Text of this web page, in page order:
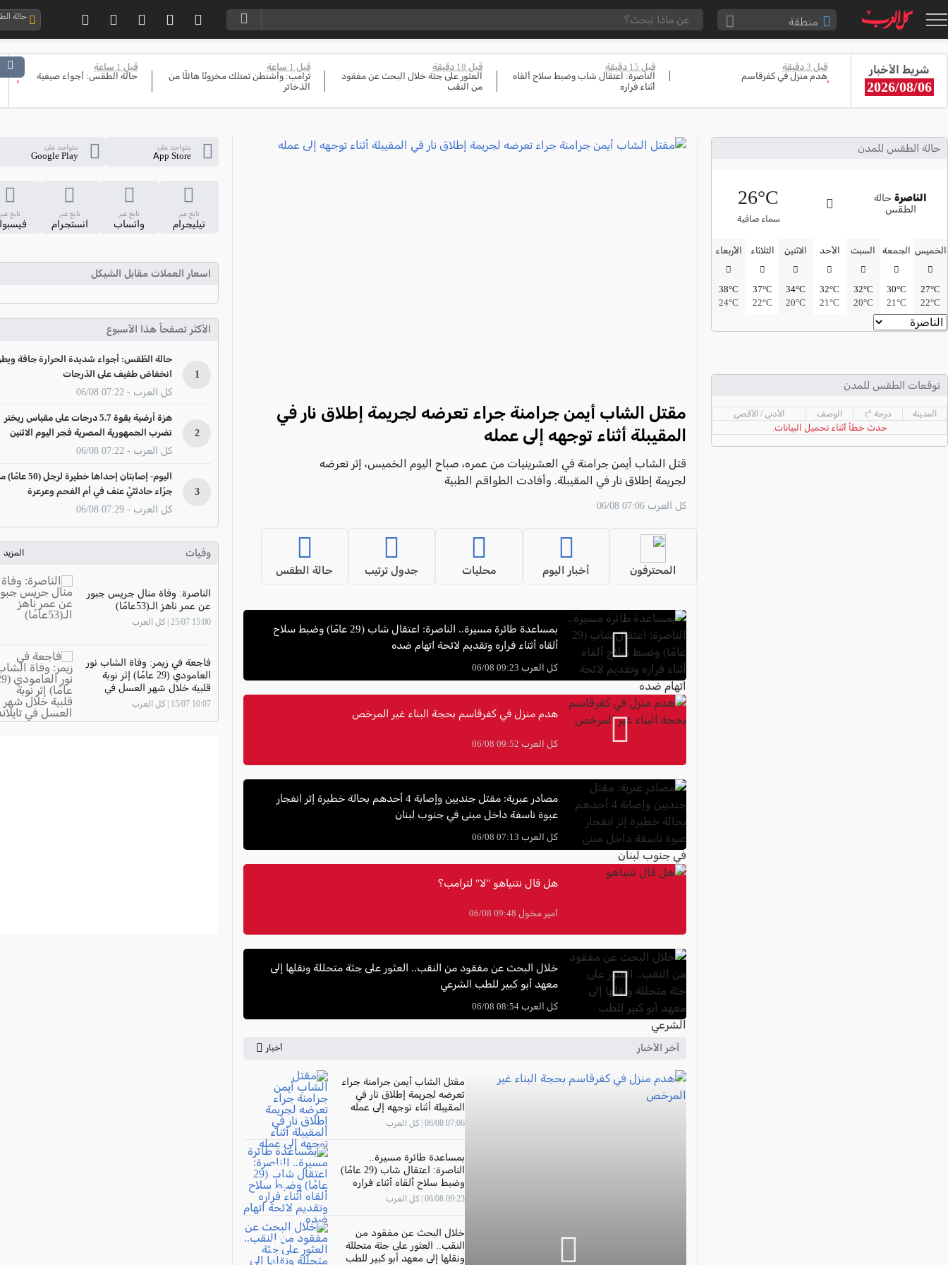
منطقة
القدس والقضاء
شفاعمرو والقضاء
الضفة الغربية
قطاع غزة
النقب
قرى المرج
المغار والقضاء
حالة
شريط الأخبار
2026/08/06
قبل 3 دقيقة
هدم منزل في كفرقاسم
قبل 15 دقيقة
الناصرة: اعتقال شاب وضبط سلاح ألقاه
أثناء فراره
قبل 18 دقيقة
العثور على جثة خلال البحث عن مفقود
من النقب
قبل 1 ساعة
ترامب: واشنطن تمتلك مخزونًا هائلًا من
الذخائر
قبل 1 ساعة
حالة الطقس: أجواء صيفية
‹
›
حالة الطقس للمدن
الناصرةحالة
الطقس
26°C
سماء صافية
الخميس
27°C
22°C
الجمعة
30°C
21°C
السبت
32°C
20°C
الأحد
32°C
21°C
الاثنين
34°C
20°C
الثلاثاء
37°C
22°C
الأربعاء
38°C
24°C
توقعات الطقس للمدن
المدينة درجة °c الوصف الأدنى / الأقصى
حدث خطأ أثناء تحميل البيانات.
مقتل الشاب أيمن جرامنة جراء تعرضه لجريمة إطلاق نار في
المقيبلة أثناء توجهه إلى عمله
قتل الشاب أيمن جرامنة في العشرينيات من عمره، صباح اليوم الخميس، إثر تعرضه
لجريمة إطلاق نار في المقيبلة. وأفادت الطواقم الطبية
كل العرب 07:06 06/08
المحترفون أخبار اليوم محليات جدول ترتيب حالة الطقس
بمساعدة طائرة مسيرة.. الناصرة: اعتقال شاب (29 عامًا) وضبط سلاح
ألقاه أثناء فراره وتقديم لائحة اتهام ضده
كل العرب 09:23 06/08
هدم منزل في كفرقاسم بحجة البناء غير المرخص
كل العرب 09:52 06/08
مصادر عبرية: مقتل جنديين وإصابة 4 أحدهم بحالة خطيرة إثر انفجار
عبوة ناسفة داخل مبنى في جنوب لبنان
كل العرب 07:13 06/08
هل قال نتنياهو "لا" لترامب؟
أمير مخول 09:48 06/08
خلال البحث عن مفقود من النقب.. العثور على جثة متحللة ونقلها إلى
معهد أبو كبير للطب الشرعي
كل العرب 08:54 06/08
آخر الأخبار أخبار
مقتل الشاب أيمن جرامنة جراء
تعرضه لجريمة إطلاق نار في
المقيبلة أثناء توجهه إلى عمله
07:06 06/08 | كل العرب
بمساعدة طائرة مسيرة..
الناصرة: اعتقال شاب (29 عامًا)
وضبط سلاح ألقاه أثناء فراره
وتقديم لائحة اتهام ضده
09:23 06/08 | كل العرب
خلال البحث عن مفقود من
النقب.. العثور على جثة متحللة
ونقلها إلى معهد أبو كبير للطب
متواجد على
App Store
متواجد على
Google Play
تابع عبر
تيليجرام
تابع عبر
واتساب
تابع عبر
انستجرام
تابع عبر
اسعار العملات مقابل الشيكل
الأكثر تصفحاً هذا الأسبوع
1
حالة الطّقس: أجواء شديدة الحرارة جافة
انخفاض طفيف على الدّرجات
كل العرب - 07:22 06/08
2
هزة أرضية بقوة 5.7 درجات على مقياس ريختر
تضرب الجمهورية المصرية فجر اليوم الاثنين
كل العرب - 07:22 06/08
3
اليوم- إصابتان إحداها خطيرة لرجل
جرّاء حادثتَيْ عنف في أم الفحم وعرعرة
كل العرب - 07:29 06/08
وفيات المزيد
الناصرة: وفاة منال جريس جبور
عن عمر ناهز الـ(53عامًا)
15:00 25/07 | كل العرب
فاجعة في زيمر: وفاة الشاب نور
العامودي (29 عامًا) إثر نوبة
قلبية خلال شهر العسل في
تايلاند
10:07 15/07 | كل العرب